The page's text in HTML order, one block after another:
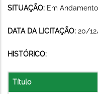
SITUAÇÃO: Em Andamento
DATA DA LICITAÇÃO: 20/
HISTÓRICO:
Título